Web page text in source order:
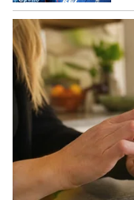
ಹೀಗಾಗಿ, ಚತುರ್ಥಿ
ಮಾಡುವುದು ಸಲ್ಲದು.